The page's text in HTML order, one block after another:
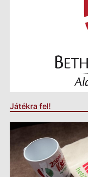
Játékra fel!